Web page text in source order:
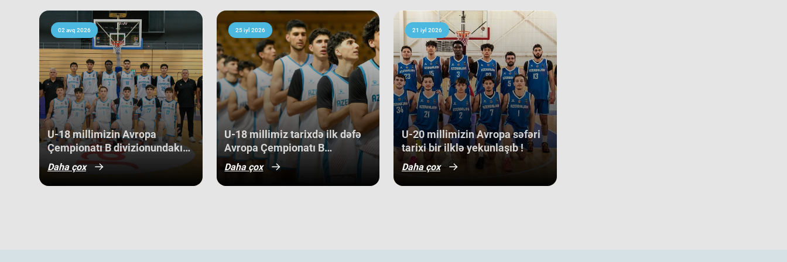
keçərək yarışın 5-cisi olub. Şimali Makedoniya yığması isə ilk onluqda qərarlaşaraq çempionatı
9-cu sırada bitirib. Millimiz çempionat boyu göstərdiyi əzmkar oyun sayəsində ümumi
sıralamada düz 10 ölkəni geridə qoymağı bacarıb. Basketbolçularımız turnir cədvəlində
Niderland, İsveçrə, Kipr, Gürcüstan, Danimarka, Estoniya, Slovakiya, Ermənistan, Albaniya və
Kosovo kimi komandaları üstəliyə bilib. ​Belə bir gərgin rəqabət mühitində qazanılan 11-ci yer
gənc basketbolçularımız üçün həm böyük beynəlxalq təcrübə, həm də gələcək turnirlərdə daha
böyük uğurlar qazanmaq üçün möhkəm bir bünövrə deməkdir.
yarışın tam mərkəzində qərarlaşmaq adi bir nəticə kimi görünsə
də, komandamızın yer aldığı qrupun ağırlığı və rəqiblərin səviyyəsi
bu nəticənin adi bir nəticə olmadığını göstərir. Bunu qrup
mərhələsində qarşılaşdığımız komandaların çempionatın
sonundakı yekun mövqeləri də aydın sübut edir. Belə ki, qrupdakı
ən güclü rəqibimiz olan İsveç millisi çempionatın bürünc
medallarına sahib çıxıb. Digər rəqibimiz İrlandiya komandası pley-
off mərhələsini uğurla keçərək yarışın 5-cisi olub. Şimali
Makedoniya yığması isə ilk onluqda qərarlaşaraq çempionatı 9-
cu sırada bitirib. Millimiz çempionat boyu göstərdiyi əzmkar oyun
sayəsində ümumi sıralamada düz 10 ölkəni geridə qoymağı
bacarıb. Basketbolçularımız turnir cədvəlində Niderland, İsveçrə,
Albaniya və Kosovo kimi komandaları üstəliyə bilib. ​Belə bir
02 avq 2026
U-18 millimizin Avropa
Çempionatı B divizionundakı
oyunları yekunlaşıb.
Daha çox
25 iyl 2026
U-18 millimiz tarixdə ilk dəfə
Avropa Çempionatı B
divizionunun qrup mərhələsində
qələbə qazanıb.
Daha çox
21 iyl 2026
​U-20 millimizin Avropa səfəri
tarixi bir ilklə yekunlaşıb !
Daha çox